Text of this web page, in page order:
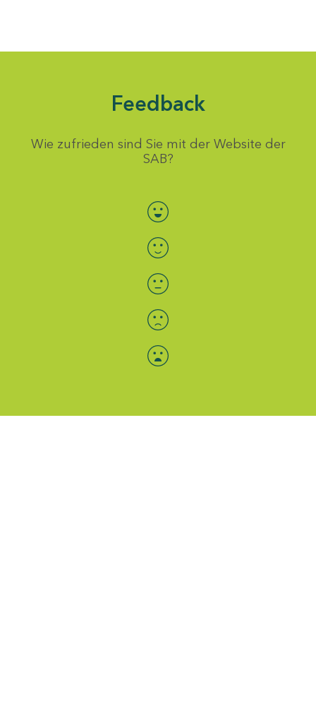
Feedback
Wie zufrieden sind Sie mit der Website der
SAB?
Bewertung auswählen